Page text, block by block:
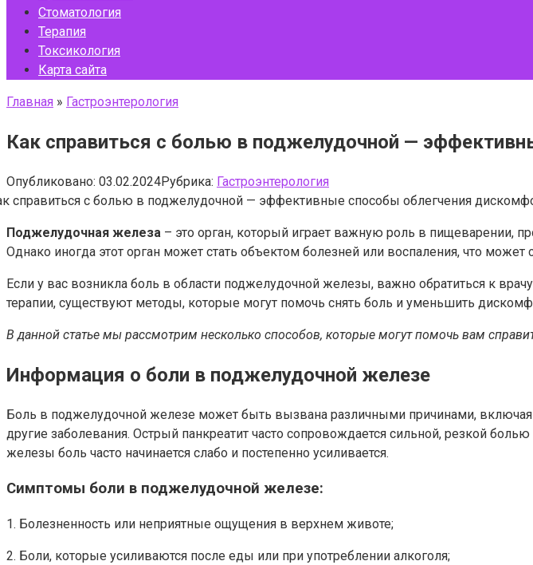
Стоматология
Терапия
Токсикология
Карта сайта
Главная » Гастроэнтерология
Как справиться с болью в поджелудочной —
Опубликовано: 03.02.2024Рубрика: Гастроэнтерология
Поджелудочная железа – это орган, который играет важную роль в пищеварении,
Однако иногда этот орган может стать объектом болезней или воспаления, что
Если у вас возникла боль в области поджелудочной железы, важно обратиться к
терапии, существуют методы, которые могут помочь снять боль и уменьшить
В данной статье мы рассмотрим несколько способов, которые могут помочь вам
Информация о боли в поджелудочной железе
Боль в поджелудочной железе может быть вызвана различными причинами,
другие заболевания. Острый панкреатит часто сопровождается сильной, резкой
железы боль часто начинается слабо и постепенно усиливается.
Симптомы боли в поджелудочной железе:
1. Болезненность или неприятные ощущения в верхнем животе;
2. Боли, которые усиливаются после еды или при употреблении алкоголя;